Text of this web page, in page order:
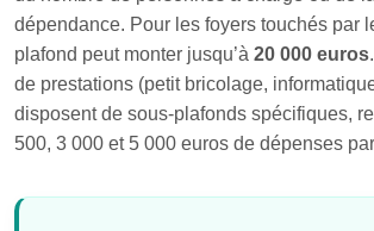
dépendance. Pour les foyers touchés par
plafond peut monter jusqu’à 20 000 euros
de prestations (petit bricolage,
disposent de sous‑plafonds spécifiques,
500, 3 000 et 5 000 euros de dépenses